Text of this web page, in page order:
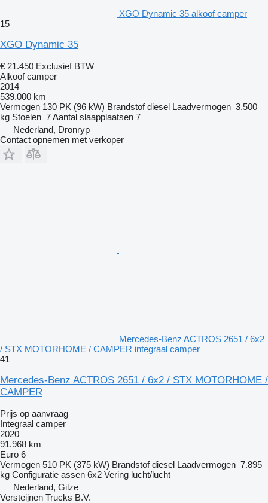
XGO Dynamic 35 alkoof camper
15
XGO Dynamic 35
€ 21.450 Exclusief BTW
Alkoof camper
2014
539.000 km
Vermogen 130 PK (96 kW) Brandstof diesel Laadvermogen 3.500
kg Stoelen 7Aantal slaapplaatsen 7
Nederland, Dronryp
Contact opnemen met verkoper
Mercedes-Benz ACTROS 2651 / 6x2
/ STX MOTORHOME / CAMPER integraal camper
41
Mercedes-Benz ACTROS 2651 / 6x2 / STX MOTORHOME /
CAMPER
Prijs op aanvraag
Integraal camper
2020
91.968 km
Euro 6
Vermogen 510 PK (375 kW) Brandstof diesel Laadvermogen 7.895
kg Configuratie assen 6x2 Vering lucht/lucht
Nederland, Gilze
Versteijnen Trucks B.V.